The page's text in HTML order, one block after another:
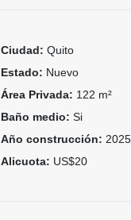
Ciudad: Quito
Estado: Nuevo
Área Privada: 122 m²
Baño medio: Si
Año construcción: 2025
Alicuota: US$20